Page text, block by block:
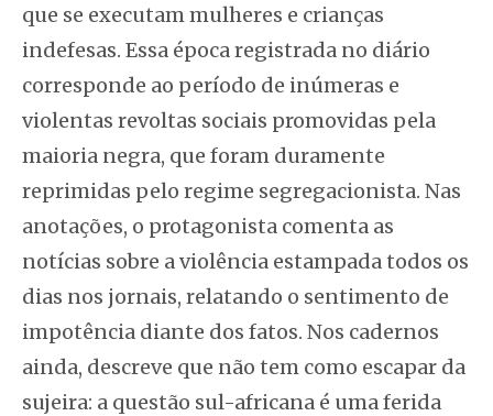
que se executam mulheres e crianças
indefesas. Essa época registrada no diário
corresponde ao período de inúmeras e
violentas revoltas sociais promovidas pela
maioria negra, que foram duramente
reprimidas pelo regime segregacionista. Nas
anotações, o protagonista comenta as
notícias sobre a violência estampada todos os
dias nos jornais, relatando o sentimento de
impotência diante dos fatos. Nos cadernos
ainda, descreve que não tem como escapar da
sujeira: a questão sul-africana é uma ferida